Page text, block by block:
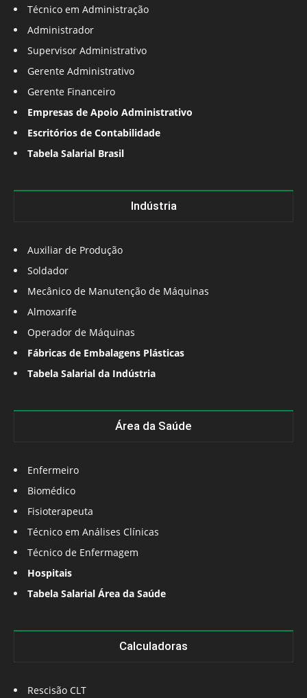
Técnico em Administração
Administrador
Supervisor Administrativo
Gerente Administrativo
Gerente Financeiro
Empresas de Apoio Administrativo
Escritórios de Contabilidade
Tabela Salarial Brasil
Indústria
Auxiliar de Produção
Soldador
Mecânico de Manutenção de Máquinas
Almoxarife
Operador de Máquinas
Fábricas de Embalagens Plásticas
Tabela Salarial da Indústria
Área da Saúde
Enfermeiro
Biomédico
Fisioterapeuta
Técnico em Análises Clínicas
Técnico de Enfermagem
Hospitais
Tabela Salarial Área da Saúde
Calculadoras
Rescisão CLT